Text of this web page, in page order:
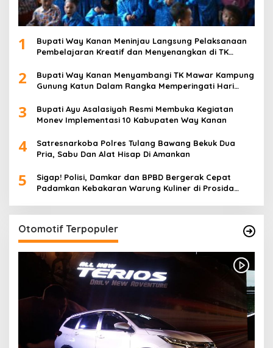
1
Bupati Way Kanan Meninjau Langsung Pelaksanaan
Pembelajaran Kreatif dan Menyenangkan di TK
2
Bupati Way Kanan Menyambangi TK Mawar Kampung
Gunung Katun Dalam Rangka Memperingati Hari
3
Bupati Ayu Asalasiyah Resmi Membuka Kegiatan
Monev Implementasi 10 Kabupaten Way Kanan
4
Satresnarkoba Polres Tulang Bawang Bekuk Dua
Pria, Sabu Dan Alat Hisap Di Amankan
5
Sigap! Polisi, Damkar dan BPBD Bergerak Cepat
Padamkan Kebakaran Warung Kuliner di Prosida
Otomotif Terpopuler